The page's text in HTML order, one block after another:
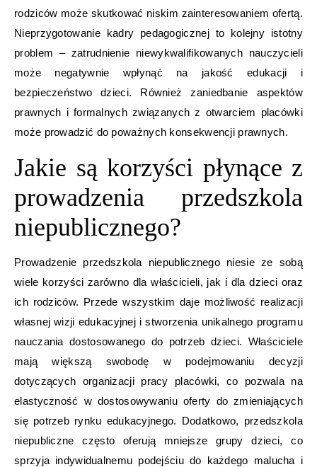
rodziców może skutkować niskim zainteresowaniem ofertą.
Nieprzygotowanie kadry pedagogicznej to kolejny istotny
problem – zatrudnienie niewykwalifikowanych nauczycieli
może negatywnie wpłynąć na jakość edukacji i
bezpieczeństwo dzieci. Również zaniedbanie aspektów
prawnych i formalnych związanych z otwarciem placówki
może prowadzić do poważnych konsekwencji prawnych.
Jakie są korzyści płynące z
prowadzenia przedszkola
niepublicznego?
Prowadzenie przedszkola niepublicznego niesie ze sobą
wiele korzyści zarówno dla właścicieli, jak i dla dzieci oraz
ich rodziców. Przede wszystkim daje możliwość realizacji
własnej wizji edukacyjnej i stworzenia unikalnego programu
nauczania dostosowanego do potrzeb dzieci. Właściciele
mają większą swobodę w podejmowaniu decyzji
dotyczących organizacji pracy placówki, co pozwala na
elastyczność w dostosowywaniu oferty do zmieniających
się potrzeb rynku edukacyjnego. Dodatkowo, przedszkola
niepubliczne często oferują mniejsze grupy dzieci, co
sprzyja indywidualnemu podejściu do każdego malucha i